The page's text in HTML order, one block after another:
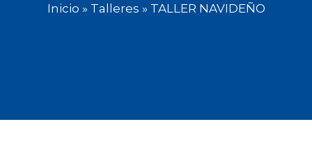
Inicio » Talleres » TALLER NAVIDEÑO